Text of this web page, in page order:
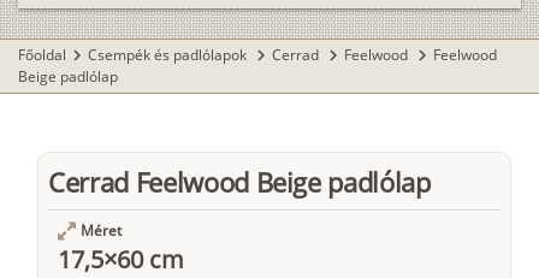
Főoldal chevron_right Csempék és padlólapok chevron_right Cerrad chevron_right Feelwood chevron_right Feelwood
Beige padlólap
Cerrad Feelwood Beige padlólap
Méret
17,5×60 cm